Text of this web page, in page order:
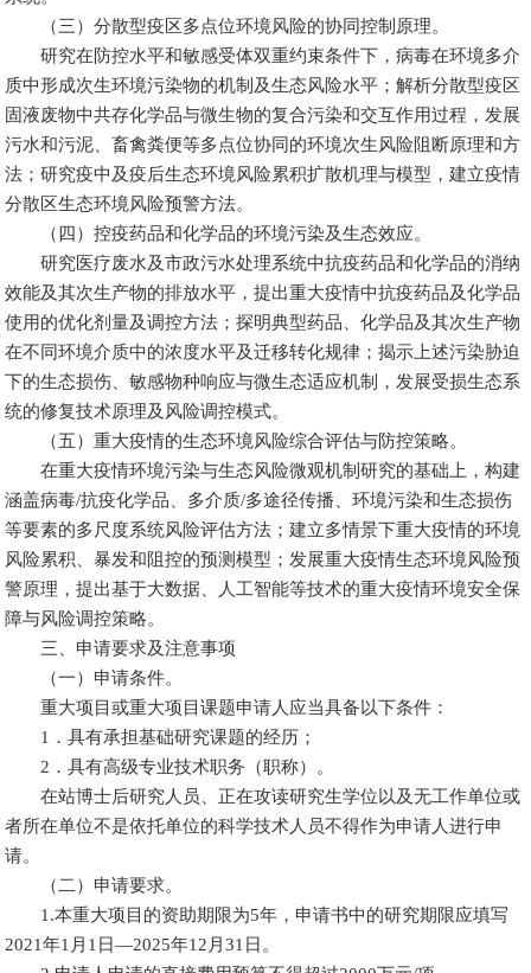
（三）分散型疫区多点位环境风险的协同控制原理。
研究在防控水平和敏感受体双重约束条件下，病毒在环境多介
质中形成次生环境污染物的机制及生态风险水平；解析分散型疫区
固液废物中共存化学品与微生物的复合污染和交互作用过程，发展
污水和污泥、畜禽粪便等多点位协同的环境次生风险阻断原理和方
法；研究疫中及疫后生态环境风险累积扩散机理与模型，建立疫情
分散区生态环境风险预警方法。
（四）控疫药品和化学品的环境污染及生态效应。
研究医疗废水及市政污水处理系统中抗疫药品和化学品的消纳
效能及其次生产物的排放水平，提出重大疫情中抗疫药品及化学品
使用的优化剂量及调控方法；探明典型药品、化学品及其次生产物
在不同环境介质中的浓度水平及迁移转化规律；揭示上述污染胁迫
下的生态损伤、敏感物种响应与微生态适应机制，发展受损生态系
统的修复技术原理及风险调控模式。
（五）重大疫情的生态环境风险综合评估与防控策略。
在重大疫情环境污染与生态风险微观机制研究的基础上，构建
涵盖病毒/抗疫化学品、多介质/多途径传播、环境污染和生态损伤
等要素的多尺度系统风险评估方法；建立多情景下重大疫情的环境
风险累积、暴发和阻控的预测模型；发展重大疫情生态环境风险预
警原理，提出基于大数据、人工智能等技术的重大疫情环境安全保
障与风险调控策略。
三、申请要求及注意事项
（一）申请条件。
重大项目或重大项目课题申请人应当具备以下条件：
1．具有承担基础研究课题的经历；
2．具有高级专业技术职务（职称）。
在站博士后研究人员、正在攻读研究生学位以及无工作单位或
者所在单位不是依托单位的科学技术人员不得作为申请人进行申
请。
（二）申请要求。
1.本重大项目的资助期限为5年，申请书中的研究期限应填写
2021年1月1日—2025年12月31日。